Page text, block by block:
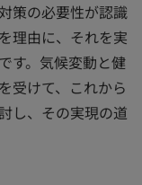
策の必要性が認識
理由に、それを実
す。気候変動と健
受けて、これから
し、その実現の道